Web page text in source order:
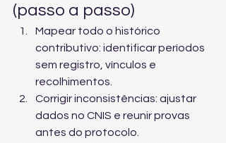
(passo a passo)
Mapear todo o histórico
contributivo: identificar períodos
sem registro, vínculos e
recolhimentos.
Corrigir inconsistências: ajustar
dados no CNIS e reunir provas
antes do protocolo.